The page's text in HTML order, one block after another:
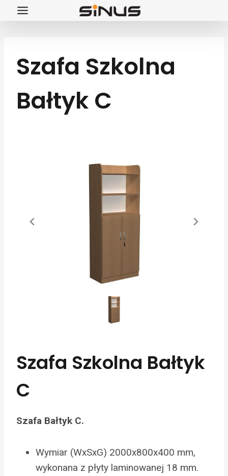
Przejdź
Szafa Szkolna
Bałtyk C
Szafa Szkolna Bałtyk
C
Szafa Bałtyk C.
Wymiar (WxSxG) 2000x800x400 mm,
wykonana z płyty laminowanej 18 mm.